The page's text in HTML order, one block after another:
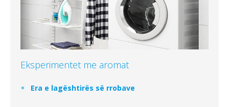
Eksperimentet me aromat
Era e lagështirës së rrobave